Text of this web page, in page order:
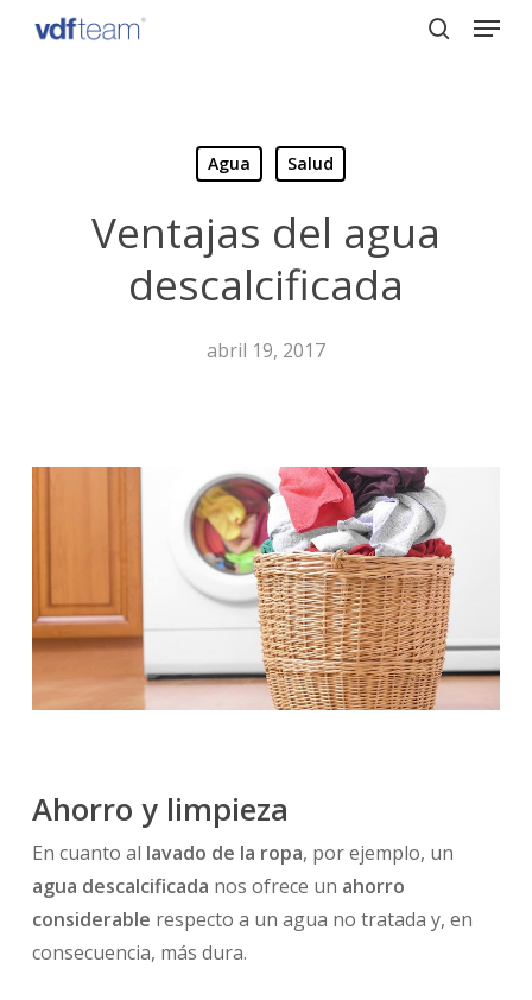
Menu
Agua Salud
Ventajas del agua
descalcificada
abril 19, 2017
Ahorro y limpieza
En cuanto al lavado de la ropa, por ejemplo, un
agua descalcificada nos ofrece un ahorro
considerable respecto a un agua no tratada y, en
consecuencia, más dura.